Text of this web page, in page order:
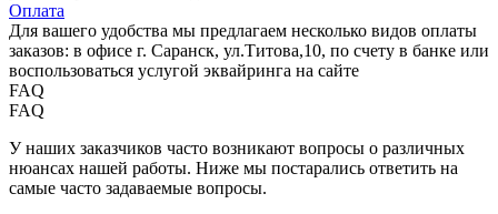
Оплата
Для вашего удобства мы предлагаем несколько видов оплаты
заказов: в офисе г. Саранск, ул.Титова,10, по счету в банке или
воспользоваться услугой эквайринга на сайте
FAQ
FAQ
У наших заказчиков часто возникают вопросы о различных
нюансах нашей работы. Ниже мы постарались ответить на
самые часто задаваемые вопросы.